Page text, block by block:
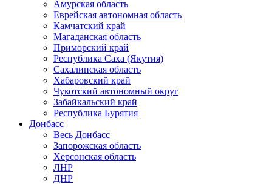
Амурская область
Еврейская автономная область
Камчатский край
Магаданская область
Приморский край
Республика Саха (Якутия)
Сахалинская область
Хабаровский край
Чукотский автономный округ
Забайкальский край
Республика Бурятия
Донбасс
Весь Донбасс
Запорожская область
Херсонская область
ЛНР
ДНР